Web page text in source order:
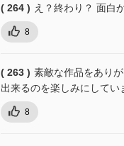
( 264 ) え？終わり？ 面白
8
( 263 ) 素敵な作品をあり
出来るのを楽しみにしてい
8